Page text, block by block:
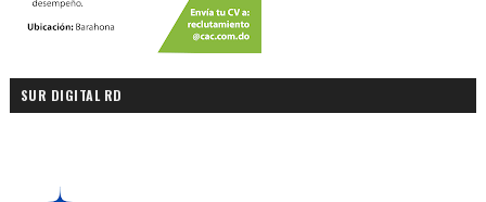
SUR DIGITAL RD